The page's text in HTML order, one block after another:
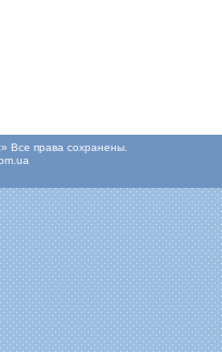
Все права сохранены.